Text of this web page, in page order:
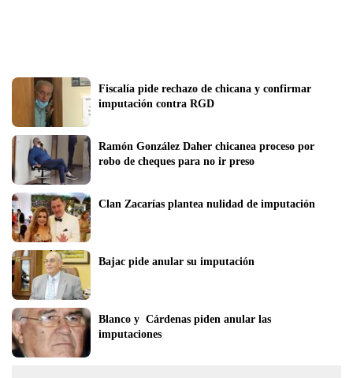
Fiscalía pide rechazo de chicana y confirmar
imputación contra RGD
Ramón González Daher chicanea proceso por
robo de cheques para no ir preso
Clan Zacarías plantea nulidad de imputación
Bajac pide anular su imputación
Blanco y  Cárdenas piden anular las
imputaciones